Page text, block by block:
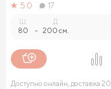
5.0
17
80 -
Д.
200 см.
Доступно онлайн, доставка 20